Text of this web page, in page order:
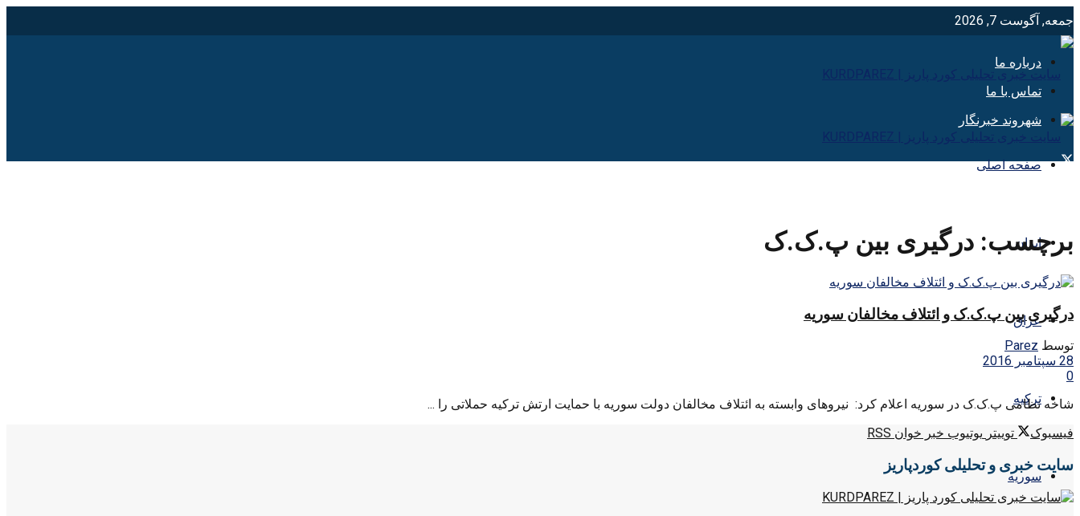
جمعه, آگوست 7, 2026
درباره ما
تماس با ما
شهروند خبرنگار
صفحه اصلی
ایران
عراق
ترکیه
سوریه
برچسب: درگیری بین پ.ک.ک
درگیری بین پ.ک.ک و ائتلاف مخالفان سوریه
توسط Parez
28 سپتامبر 2016
0
شاخه نظامی پ.ک.ک در سوریه اعلام کرد: نیروهای وابسته به ائتلاف مخالفان دولت سوریه با حمایت ارتش ترکیه حملاتی را ...
فیسبوک
توییتر یوتیوب خبر خوان RSS
سایت خبری و تحلیلی کوردپاریز